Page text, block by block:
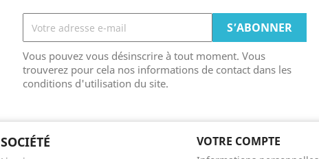
Vous pouvez vous désinscrire à tout moment. Vous
trouverez pour cela nos informations de contact dans les
conditions d'utilisation du site.
SOCIÉTÉ VOTRE COMPTE